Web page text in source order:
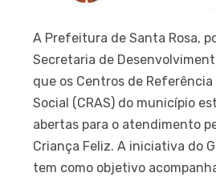
A Prefeitura de Santa Rosa,
Secretaria de
que os Centros de
Social (CRAS) do município
abertas para o atendimento
Criança Feliz. A iniciativa do
tem como objetivo